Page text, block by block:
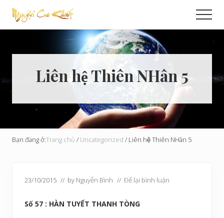
Menu
Skip
main
qua
primary
Cải
Cầu
Liên hệ Thiên NHân 5
Bạn đang ở:Trang chủ / Uncategorized / Liên hệ Thiên NHân 5
23/10/2015 // by Nguyễn Bình // Để lại bình luận
Số 57 : HÀN TUYẾT THANH TÒNG